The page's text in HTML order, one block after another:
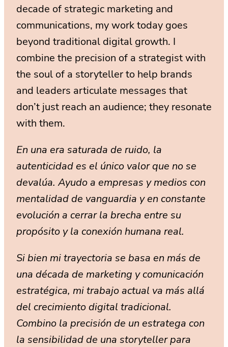
decade of strategic marketing and
communications, my work today goes
beyond traditional digital growth. I
combine the precision of a strategist with
the soul of a storyteller to help brands
and leaders articulate messages that
don’t just reach an audience; they resonate
with them.
En una era saturada de ruido, la
autenticidad es el único valor que no se
devalúa. Ayudo a empresas y medios con
mentalidad de vanguardia y en constante
evolución a cerrar la brecha entre su
propósito y la conexión humana real.
Si bien mi trayectoria se basa en más de
una década de marketing y comunicación
estratégica, mi trabajo actual va más allá
del crecimiento digital tradicional.
Combino la precisión de un estratega con
la sensibilidad de una storyteller para